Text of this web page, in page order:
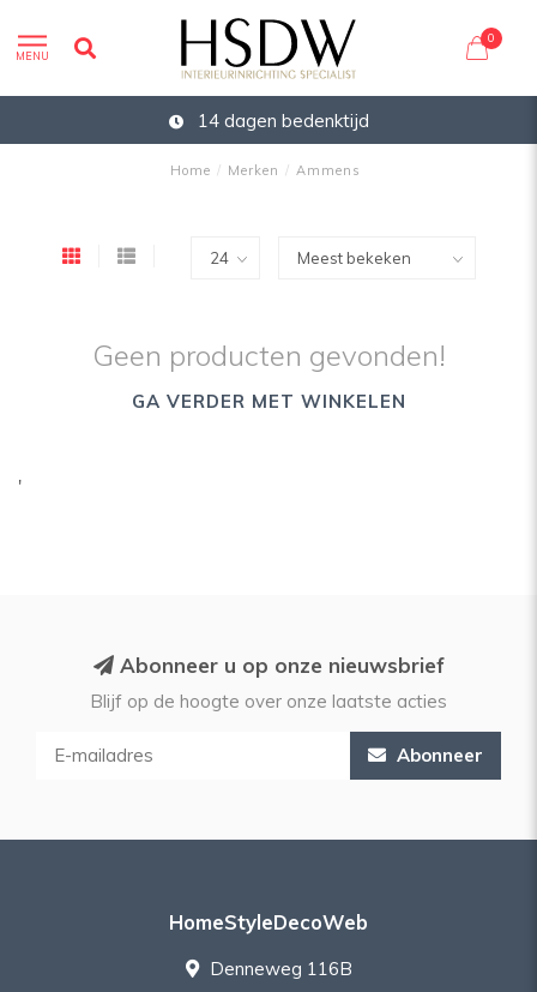
MENU
0
14 dagen bedenktijd
Home / Merken / Ammens
Geen producten gevonden!
GA VERDER MET WINKELEN
'
Abonneer u op onze nieuwsbrief
Blijf op de hoogte over onze laatste acties
Abonneer
HomeStyleDecoWeb
Denneweg 116B